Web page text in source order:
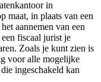
in
maat, in plaats van een
aannemen van een
fiscaal jurist je
Zoals je kunt zien is
voor alle mogelijke
ingeschakeld kan